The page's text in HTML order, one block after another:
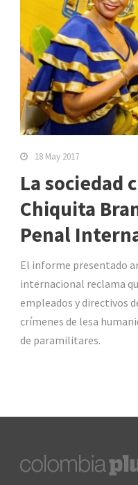
18 May 2017
La sociedad
Chiquita
Penal
El informe presentado
internacional reclama
empleados y directivos
crímenes de lesa
de paramilitares.